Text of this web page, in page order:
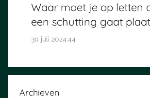
Waar moet je op letten
een schutting gaat
30 juli 2024:44
Archieven